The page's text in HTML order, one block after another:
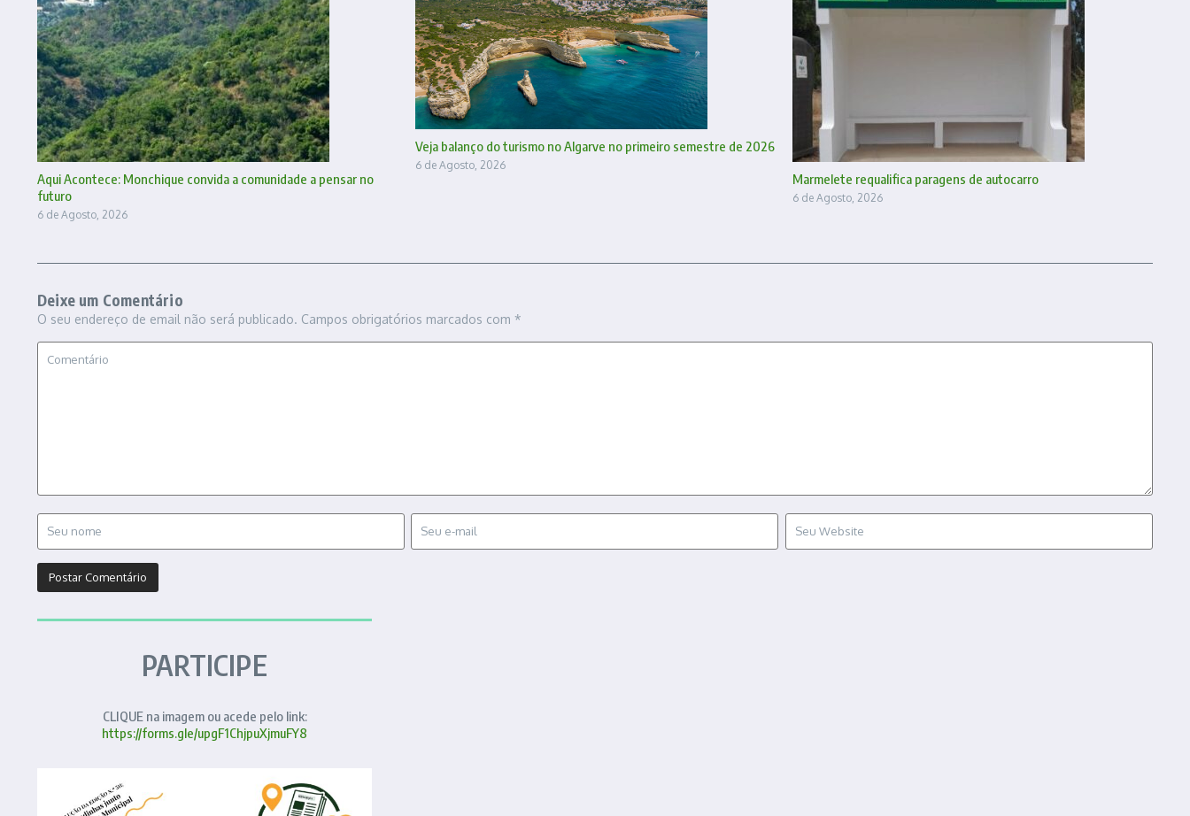
Aqui Acontece: Monchique convida a comunidade a pensar no
futuro
6 de Agosto, 2026
Veja balanço do turismo no Algarve no primeiro semestre de 2026
6 de Agosto, 2026
Marmelete requalifica paragens de autocarro
6 de Agosto, 2026
Deixe um Comentário
O seu endereço de email não será publicado. Campos obrigatórios marcados com *
PARTICIPE
CLIQUE na imagem ou acede pelo link:
https://forms.gle/upgF1ChjpuXjmuFY8